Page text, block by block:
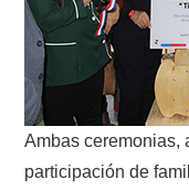
Ambas ceremonias,
participación de